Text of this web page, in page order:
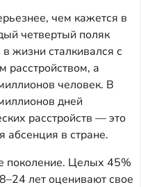
чем кажется в
четвертый поляк
жизни сталкивался с
расстройством, а
человек. В
дней
расстройств — это
в стране.
поколение. Целых 45%
лет оценивают свое